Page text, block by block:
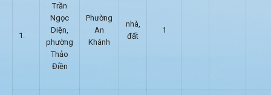
Trần
Ngọc
Diện,
phường
Thảo
Điền
Phường
An
Khánh
nhà,
đất
1